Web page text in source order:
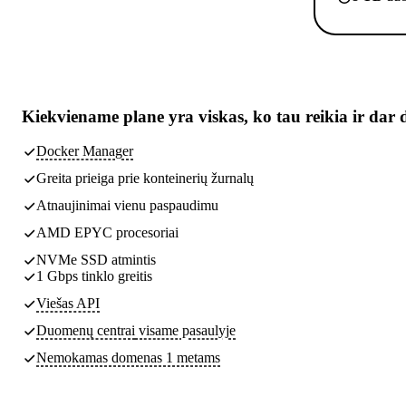
Kiekviename plane yra viskas, ko tau reikia ir dar
Docker Manager
Greita prieiga prie konteinerių žurnalų
Atnaujinimai vienu paspaudimu
AMD EPYC procesoriai
NVMe SSD atmintis
1 Gbps tinklo greitis
Viešas API
Duomenų centrai visame pasaulyje
Nemokamas domenas 1 metams